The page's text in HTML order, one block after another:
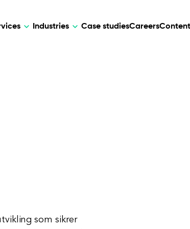
Industries Case studiesCareers
som sikrer